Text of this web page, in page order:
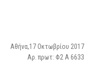
Αθήνα,17 Οκτωβρίου 2017
Αρ. πρωτ: Φ2 Α 6633